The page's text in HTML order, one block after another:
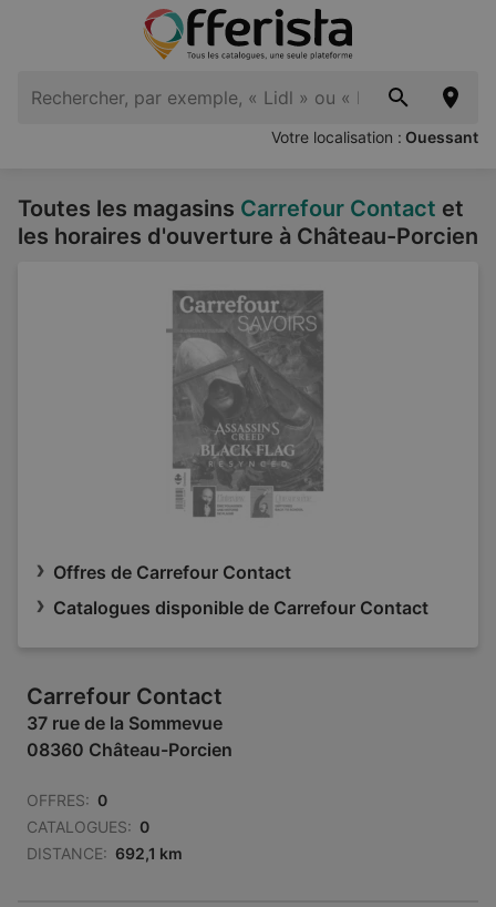
Votre localisation : Ouessant
Toutes les magasins Carrefour Contact et
les horaires d'ouverture à Château-Porcien
Offres de Carrefour Contact
Catalogues disponible de Carrefour Contact
Carrefour Contact
37 rue de la Sommevue
08360 Château-Porcien
OFFRES: 0
CATALOGUES: 0
DISTANCE: 692,1 km